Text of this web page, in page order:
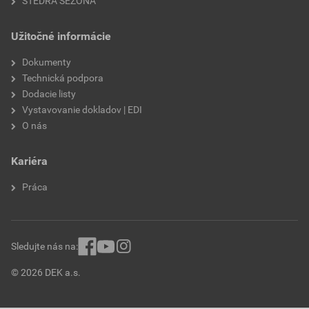
Užitočné informácie
Dokumenty
Technická podpora
Dodacie listy
Vystavovanie dokladov | EDI
O nás
Kariéra
Práca
© 2026 DEK a.s.
Sledujte nás na: